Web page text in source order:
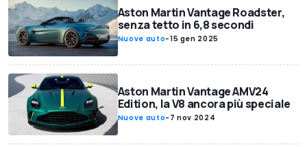
Aston Martin Vantage Roadster,
senza tetto in 6,8 secondi
Nuove auto-15 gen 2025
Aston Martin Vantage AMV24
Edition, la V8 ancora più speciale
Nuove auto- 7 nov 2024